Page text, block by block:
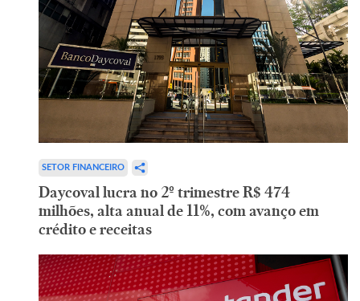
SETOR FINANCEIRO
Daycoval lucra no 2º trimestre R$ 474
milhões, alta anual de 11%, com avanço em
crédito e receitas